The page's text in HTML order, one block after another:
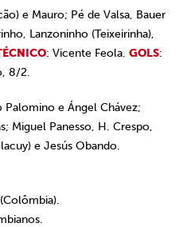
e Mauro; Pé de Valsa, Bauer
Lanzoninho (Teixeirinha),
: Vicente Feola. GOLS:
8/2.
Palomino e Ángel Chávez;
Miguel Panesso, H. Crespo,
e Jesús Obando.